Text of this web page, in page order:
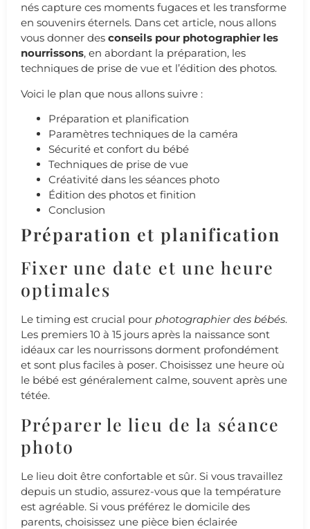
nés capture ces moments fugaces et les transforme
en souvenirs éternels. Dans cet article, nous allons
vous donner des conseils pour photographier les
nourrissons, en abordant la préparation, les
techniques de prise de vue et l’édition des photos.
Voici le plan que nous allons suivre :
Préparation et planification
Paramètres techniques de la caméra
Sécurité et confort du bébé
Techniques de prise de vue
Créativité dans les séances photo
Édition des photos et finition
Conclusion
Préparation et planification
Fixer une date et une heure
optimales
Le timing est crucial pour photographier des bébés.
Les premiers 10 à 15 jours après la naissance sont
idéaux car les nourrissons dorment profondément
et sont plus faciles à poser. Choisissez une heure où
le bébé est généralement calme, souvent après une
tétée.
Préparer le lieu de la séance
photo
Le lieu doit être confortable et sûr. Si vous travaillez
depuis un studio, assurez-vous que la température
est agréable. Si vous préférez le domicile des
parents, choisissez une pièce bien éclairée